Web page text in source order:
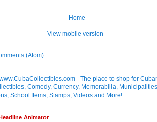
Home
View mobile version
(Atom)
Animator